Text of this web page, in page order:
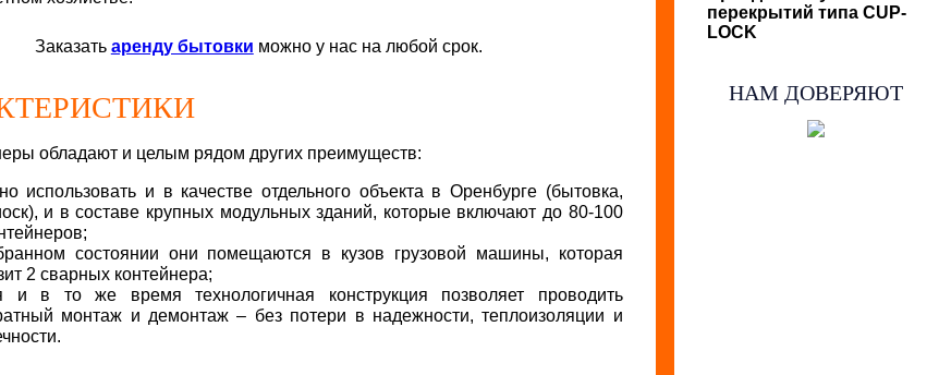
Заказать аренду бытовки можно у нас на любой срок.
обладают и целым рядом других преимуществ:
использовать и в качестве отдельного объекта в Оренбурге (бытовка,
и в составе крупных модульных зданий, которые включают до 80-100
состоянии они помещаются в кузов грузовой машины, которая
2 сварных контейнера;
и в то же время технологичная конструкция позволяет проводить
монтаж и демонтаж – без потери в надежности, теплоизоляции и
перекрытий типа CUP-
LOCK
НАМ ДОВЕРЯЮТ